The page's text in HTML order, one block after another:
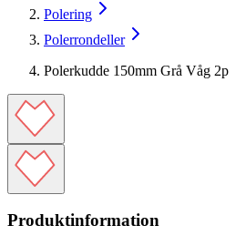
Polering
Polerrondeller
Polerkudde 150mm Grå Våg 2p
Produktinformation